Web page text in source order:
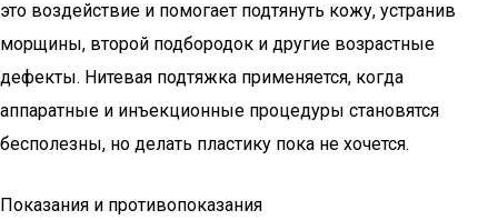
это воздействие и помогает подтянуть кожу, устранив
морщины, второй подбородок и другие возрастные
дефекты. Нитевая подтяжка применяется, когда
аппаратные и инъекционные процедуры становятся
бесполезны, но делать пластику пока не хочется.
Показания и противопоказания